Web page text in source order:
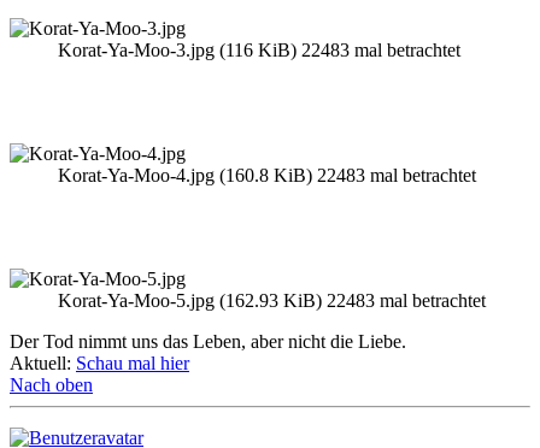
Korat-Ya-Moo-3.jpg (116 KiB) 22483 mal betrachtet
Korat-Ya-Moo-4.jpg (160.8 KiB) 22483 mal betrachtet
Korat-Ya-Moo-5.jpg (162.93 KiB) 22483 mal betrachtet
Der Tod nimmt uns das Leben, aber nicht die Liebe.
Aktuell: Schau mal hier
Nach oben